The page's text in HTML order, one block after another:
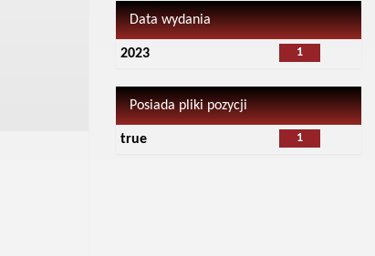
Data wydania
1
2023
Posiada pliki pozycji
1
true